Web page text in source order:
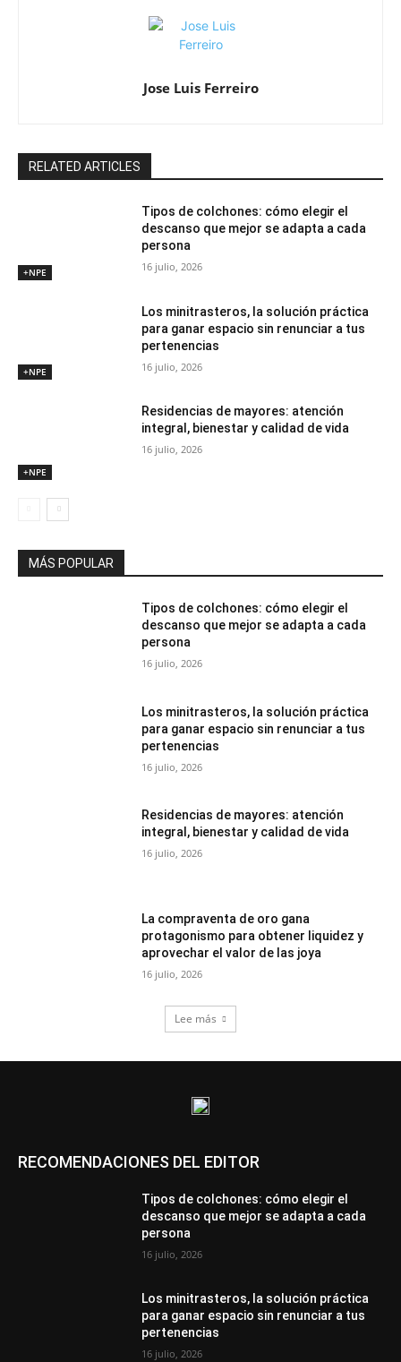
Jose Luis Ferreiro
RELATED ARTICLES
+NPE
Tipos de colchones: cómo elegir el
descanso que mejor se adapta a cada
persona
16 julio, 2026
+NPE
Los minitrasteros, la solución práctica
para ganar espacio sin renunciar a tus
pertenencias
16 julio, 2026
+NPE
Residencias de mayores: atención
integral, bienestar y calidad de vida
16 julio, 2026
MÁS POPULAR
Tipos de colchones: cómo elegir el
descanso que mejor se adapta a cada
persona
16 julio, 2026
Los minitrasteros, la solución práctica
para ganar espacio sin renunciar a tus
pertenencias
16 julio, 2026
Residencias de mayores: atención
integral, bienestar y calidad de vida
16 julio, 2026
La compraventa de oro gana
protagonismo para obtener liquidez y
aprovechar el valor de las joya
16 julio, 2026
Lee más
RECOMENDACIONES DEL EDITOR
Tipos de colchones: cómo elegir el
descanso que mejor se adapta a cada
persona
16 julio, 2026
Los minitrasteros, la solución práctica
para ganar espacio sin renunciar a tus
pertenencias
16 julio, 2026